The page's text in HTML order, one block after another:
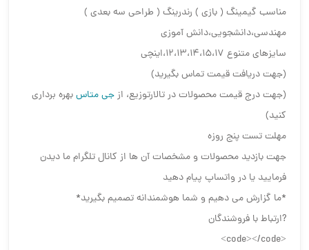
مناسب گیمینگ ( بازی ) رندرینگ ( طراحی سه بعدی )
مهندسی،دانشجویی،دانش آموزی
سایزهای متنوع 12،13،14،15،17،اینچی
(جهت دریافت قیمت تماس بگیرید)
(جهت درج قیمت محصولات در تالارتوزیع، ازجی متاسبهره برداری
کنید)
مهلت تست پنج روزه
جهت بازدید محصولات و مشخصات آن ها از کانال تلگرام ما دیدن
فرمایید یا در واتساپ پیام دهید
*ما گزارش می دهیم و شما هوشمندانه تصمیم بگیرید*
?ارتباط با فروشندگان
<code></code>